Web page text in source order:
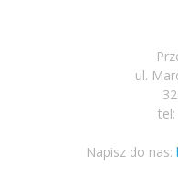
ul.
Napisz do nas: